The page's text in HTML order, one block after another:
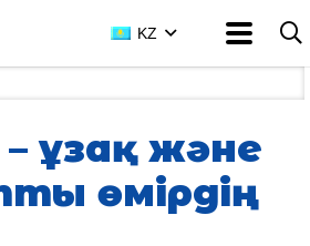
KZ
– ұзақ және
өмірдің